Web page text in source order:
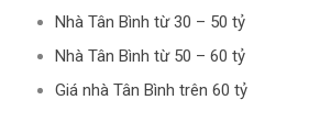
Nhà Tân Bình từ 30 – 50 tỷ
Nhà Tân Bình từ 50 – 60 tỷ
Giá nhà Tân Bình trên 60 tỷ